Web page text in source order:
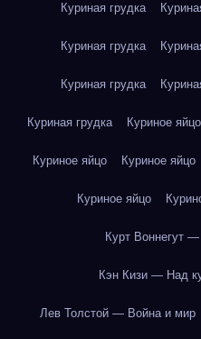
Куриная грудка
Куриная грудка
Куриная грудка
Куриная грудка Куриное яйцо
Куриное яйцо Куриное яйцо
Куриное яйцо
Курт Воннегут
Кэн Кизи — Над
Лев Толстой — Война и мир